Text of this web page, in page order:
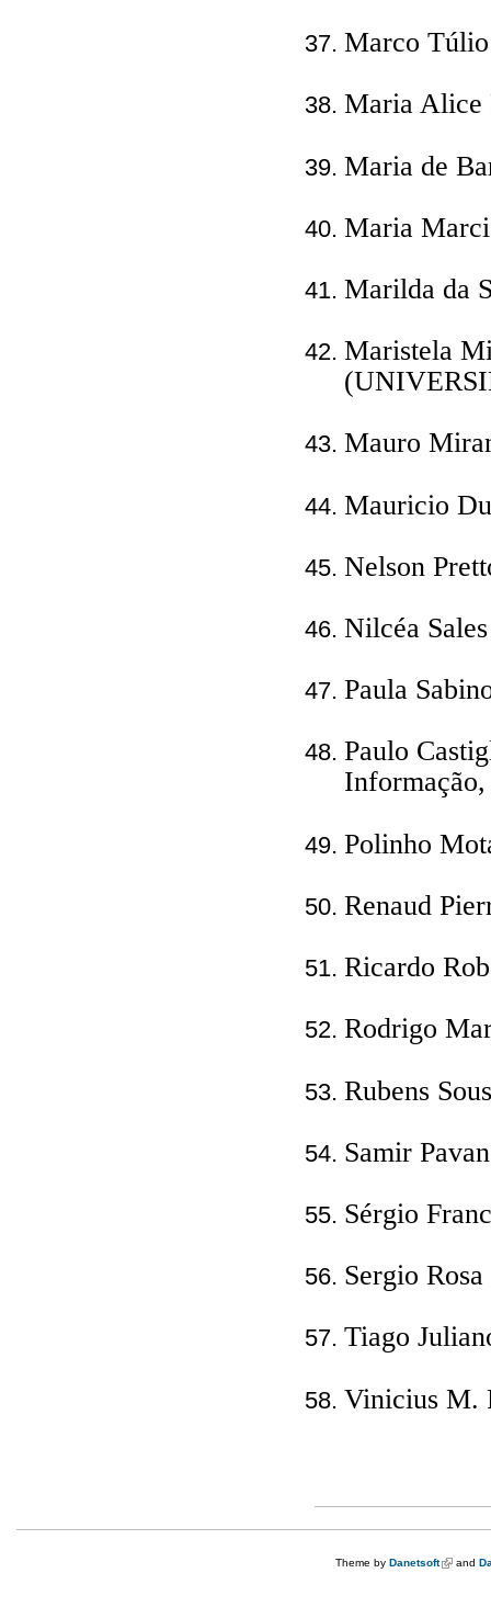
Marco
Maria Alice
Maria de
Maria
Marilda da
Maristela
Mauro
Mauricio
Nelson
Nilcéa
Paula
Paulo
Informação,
Polinho
Renaud
Ricardo
Rodrigo
Rubens
Samir
Sérgio
Sergio Rosa
Tiago
Vinicius M.
Theme by Danetsoft(link is
and